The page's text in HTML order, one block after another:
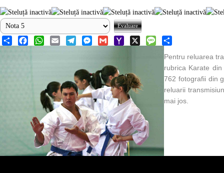
Pentru reluarea
rubrica Karate
762 fotografii din
reluarii
mai jos.